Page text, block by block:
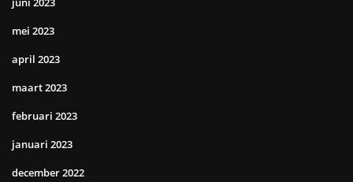
mei 2023
april 2023
maart 2023
februari 2023
januari 2023
december 2022